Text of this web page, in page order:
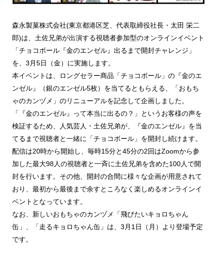
森永製菓株式会社(東京都港区芝、代表取締役社長・太田 栄二
郎)は、土佐兄弟が出演する視聴者参加型のオンラインイベント
「チョコボール『金のエンゼル』出るまで開封チャレンジ」
を、3月5日（金）に実施します。
本イベントは、ロングセラー商品「チョコボール」の『金のエ
ンゼル』（銀のエンゼル5枚）を当てるともらえる、「おもち
ゃのカンヅメ」のリニューアルを記念して企画しました。
「『金のエンゼル』って本当に出るの？」というお客様の声を
検証するため、人気芸人・土佐兄弟が、『金のエンゼル』を当
てるまで視聴者と一緒に「チョコボール」を開封し続けます。
配信は20時から開始し、毎時15分と45分の2回はZoomから参
加した最大98人の視聴者と一斉に土佐兄弟を含めた100人で開
封を行います。その他、開封の合間に様々な企画が用意されて
おり、最初から最後まで余すところなく楽しめるオンラインイ
ベントとなっています。
なお、新しいおもちゃのカンヅメ「飛びたいキョロちゃん
缶」、「走るキョロちゃん缶」は、3月1日（月）より登場予定
です。